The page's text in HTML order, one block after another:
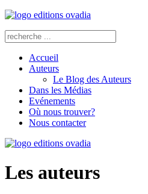
Accueil
Auteurs
Le Blog des Auteurs
Dans les Médias
Evénements
Où nous trouver?
Nous contacter
Les auteurs